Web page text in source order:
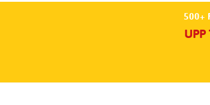
500+
UPP